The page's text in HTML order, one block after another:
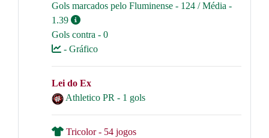
Gols marcados pelo Fluminense - 124 / Média -
1.39
Gols contra - 0
- Gráfico
Lei do Ex
Athletico PR - 1 gols
Tricolor - 54 jogos